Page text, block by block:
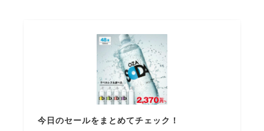
今日のセールをまとめてチェック！